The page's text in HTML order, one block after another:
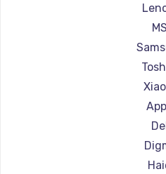
Ремонт
Ремонт
Ремонт
Ремонт
Ремонт
Ремонт
Ремонт
Ремонт
Ремонт